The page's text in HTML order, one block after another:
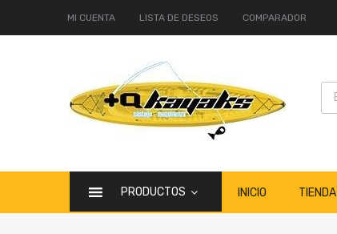
MI CUENTA LISTA DE DESEOS COMPARADOR
PRODUCTOS INICIO TIENDA